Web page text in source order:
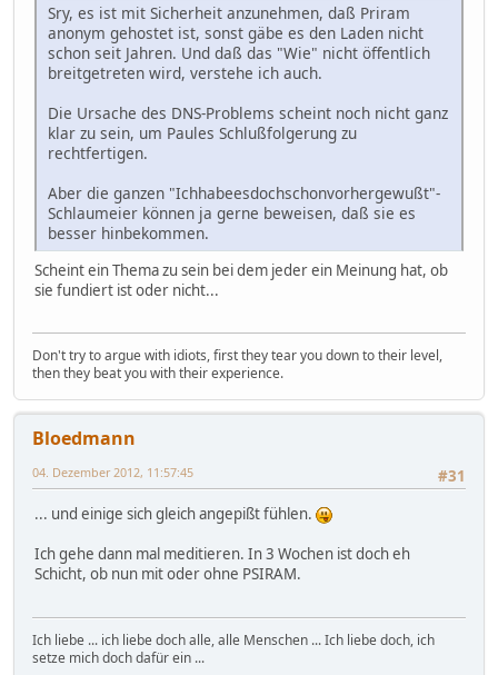
Sry, es ist mit Sicherheit anzunehmen, daß Priram
anonym gehostet ist, sonst gäbe es den Laden nicht
schon seit Jahren. Und daß das "Wie" nicht öffentlich
breitgetreten wird, verstehe ich auch.
Die Ursache des DNS-Problems scheint noch nicht ganz
klar zu sein, um Paules Schlußfolgerung zu
rechtfertigen.
Aber die ganzen "Ichhabeesdochschonvorhergewußt"-
Schlaumeier können ja gerne beweisen, daß sie es
besser hinbekommen.
Scheint ein Thema zu sein bei dem jeder ein Meinung hat, ob
sie fundiert ist oder nicht...
Don't try to argue with idiots, first they tear you down to their level,
then they beat you with their experience.
Bloedmann
#31
04. Dezember 2012, 11:57:45
... und einige sich gleich angepißt fühlen.
Ich gehe dann mal meditieren. In 3 Wochen ist doch eh
Schicht, ob nun mit oder ohne PSIRAM.
Ich liebe ... ich liebe doch alle, alle Menschen ... Ich liebe doch, ich
setze mich doch dafür ein ...